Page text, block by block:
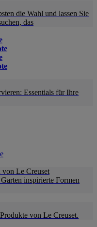
die Wahl und lassen Sie
das
Essentials für Ihre
Le Creuset
inspirierte Formen
von Le Creuset.